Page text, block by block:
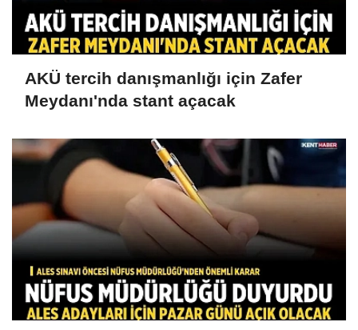
AKÜ tercih danışmanlığı için Zafer
Meydanı'nda stant açacak